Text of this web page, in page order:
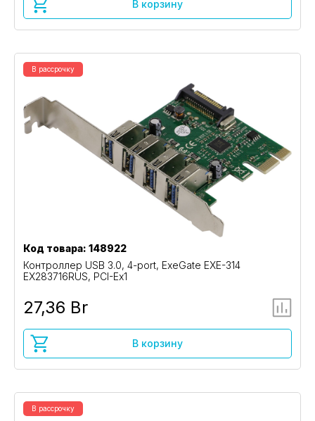
В корзину
В рассрочку
Код товара: 148922
Контроллер USB 3.0, 4-port, ExeGate EXE-314
EX283716RUS, PCI-Ex1
27,36 Br
В корзину
В рассрочку